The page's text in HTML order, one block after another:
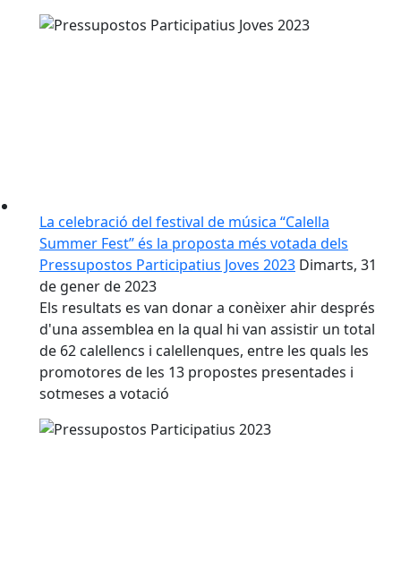
La celebració del festival de música “Calella
Summer Fest” és la proposta més votada dels
Pressupostos Participatius Joves 2023 Dimarts, 31
de gener de 2023
Els resultats es van donar a conèixer ahir després
d'una assemblea en la qual hi van assistir un total
de 62 calellencs i calellenques, entre les quals les
promotores de les 13 propostes presentades i
sotmeses a votació